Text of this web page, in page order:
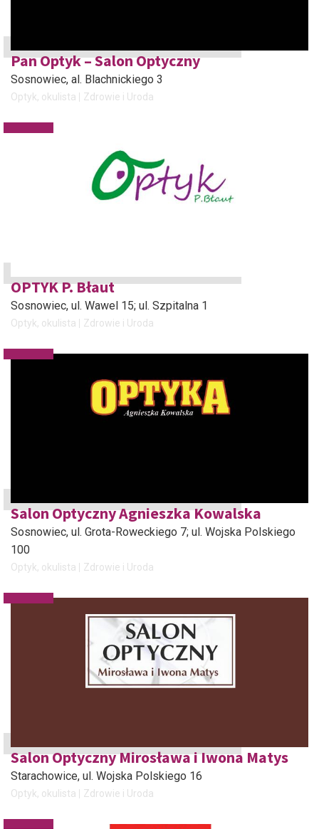
Pan Optyk – Salon Optyczny
Sosnowiec, al. Blachnickiego 3
Optyk, okulista Zdrowie i Uroda
OPTYK P. Błaut
Sosnowiec, ul. Wawel 15; ul. Szpitalna 1
Optyk, okulista Zdrowie i Uroda
Salon Optyczny Agnieszka Kowalska
Sosnowiec, ul. Grota-Roweckiego 7; ul. Wojska Polskiego
100
Optyk, okulista Zdrowie i Uroda
Salon Optyczny Mirosława i Iwona Matys
Starachowice, ul. Wojska Polskiego 16
Optyk, okulista Zdrowie i Uroda